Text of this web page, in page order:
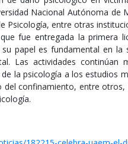
Nacional Autónoma de
Psicología, entre otras
fue entregada la primera
papel es fundamental en la
Las actividades continúan
la psicología a los estudios
confinamiento, entre